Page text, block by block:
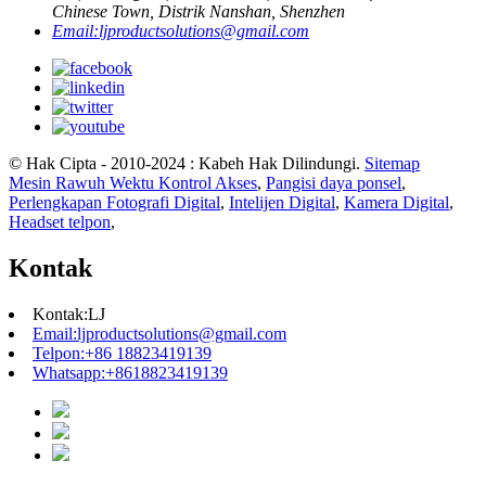
Chinese Town, Distrik Nanshan, Shenzhen
Email:ljproductsolutions@gmail.com
© Hak Cipta - 2010-2024 : Kabeh Hak Dilindungi. Sitemap
Mesin Rawuh Wektu Kontrol Akses, Pangisi daya ponsel,
Perlengkapan Fotografi Digital, Intelijen Digital, Kamera Digital,
Headset telpon,
Kontak
Kontak:LJ
Email:ljproductsolutions@gmail.com
Telpon:+86 18823419139
Whatsapp:+8618823419139